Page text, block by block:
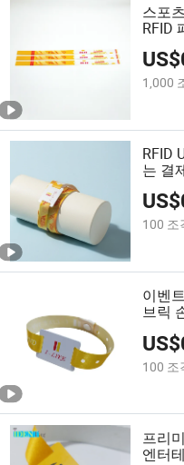
스포
RFID
US$
1,000
RFID
는 결
US$
100 조
이벤
브릭
US$
100 조
프리
엔터